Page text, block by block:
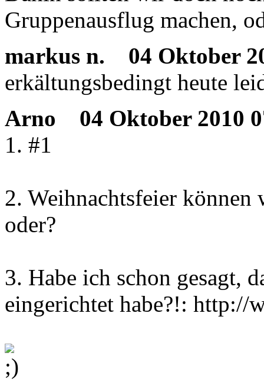
Gruppenausflug machen,
markus n.
04 Oktober
erkältungsbedingt heute
Arno
04 Oktober 2010
1. #1
2. Weihnachtsfeier
oder?
3. Habe ich schon gesagt,
eingerichtet habe?!: